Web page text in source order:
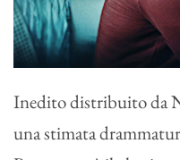
Inedito distribuito da
una stimata